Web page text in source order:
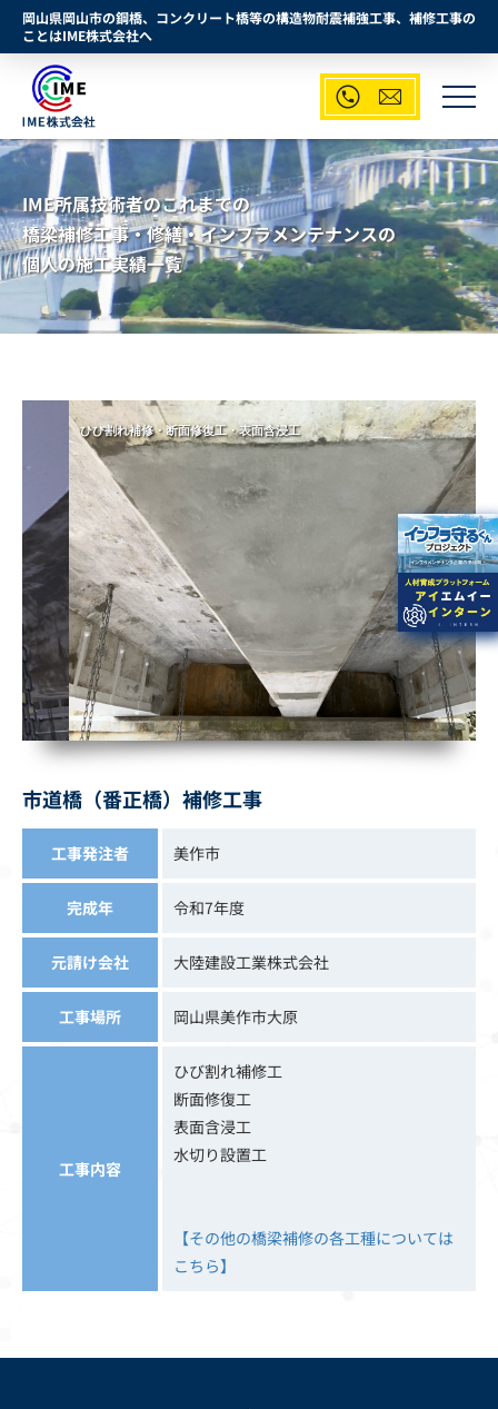
岡山県岡山市の鋼橋、コンクリート橋等の構造物耐震補強工事、補修工事の
ことはIME株式会社へ
 
IME所属技術者のこれまでの
橋梁補修工事・修繕・インフラメンテナンスの
個人の施工実績一覧
ひび割れ補修・断面修復工・表面含浸工
市道橋（番正橋）補修工事
工事発注者 美作市
完成年 令和7年度
元請け会社 大陸建設工業株式会社
工事場所 岡山県美作市大原
工事内容
ひび割れ補修工
断面修復工
表面含浸工
水切り設置工
【その他の橋梁補修の各工種については
こちら】